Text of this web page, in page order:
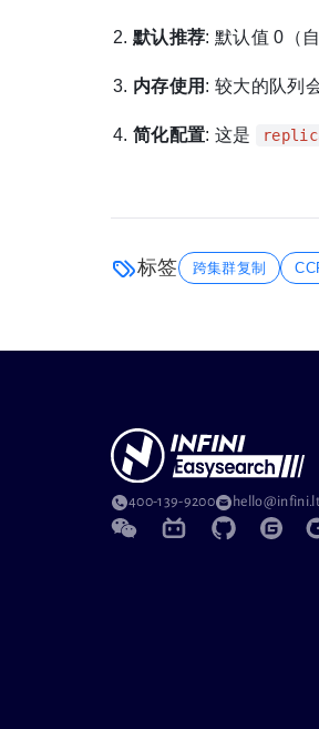
默认推荐: 默认值 0（
内存使用 : 较大的队列
简化配置: 这是
标签 跨集群复制
400-139-9200